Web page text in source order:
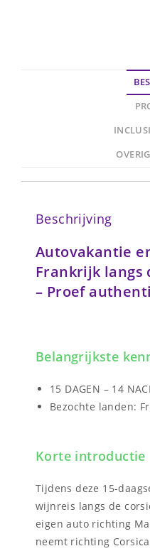
Beschrijving
Autovakantie
Frankrijk langs
– Proef
Belangrijkste
15 DAGEN – 14
Bezochte landen:
Korte introductie
Tijdens deze 15-
wijnreis langs de
eigen auto richting
neemt richting